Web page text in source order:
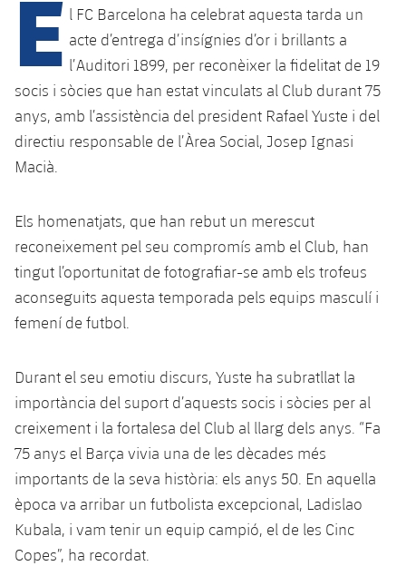
plusicon
més
Instal·lacions
Spotify Camp Nou
Estadi Johan Cruyff
Barça Cafe
La Masia
plusicon
més
Serveis Mèdics
Accessibilitat
plusicon
més
Acreditacions
Instal·lacions
SUB13
SUB12
SUB11 A
SUB10 A
SUB9 A
SUB8 A
SUB8 B
SUB13 B
SUB12 C
Entrades
Gameday Shows
Resultats
Jugadors
Fotos
Història
Base
Junior
Cadet A
Infantil A
Infantil B
Mini
Campus Estiu
PLUSICON
MÉS
Primer Equip
plusicon
més
Actualitat
Entrades
Resultats
Classificació
Jugadors
Fotos
Història
Palmarès
Barça Atlètic
Calendari
Resultats
Jugadors
Fotos
plusicon
Actualitat
Juvenil
Cadet B
Infantil A
Infantil B
PLUSICON
MÉS
Primer equip
plusicon
més
Calendari
Resultats
Classificació
Actualitat
Calendari
Jugadors
Base
plusicon
més
Actualitat
Juvenil
Campus Verano
PLUSICON
MÉS
Primer equip
plusicon
més
E l FC Barcelona ha celebrat aquesta tarda un
acte d’entrega d’insígnies d’or i brillants a
l’Auditori 1899, per reconèixer la fidelitat de 19
socis i sòcies que han estat vinculats al Club durant 75
anys, amb l’assistència del president Rafael Yuste i del
directiu responsable de l’Àrea Social, Josep Ignasi
Macià.
Els homenatjats, que han rebut un merescut
reconeixement pel seu compromís amb el Club, han
tingut l’oportunitat de fotografiar-se amb els trofeus
aconseguits aquesta temporada pels equips masculí i
femení de futbol.
Durant el seu emotiu discurs, Yuste ha subratllat la
importància del suport d’aquests socis i sòcies per al
creixement i la fortalesa del Club al llarg dels anys. “Fa
75 anys el Barça vivia una de les dècades més
importants de la seva història: els anys 50. En aquella
època va arribar un futbolista excepcional, Ladislao
Kubala, i vam tenir un equip campió, el de les Cinc
Copes”, ha recordat.